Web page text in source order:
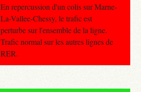
En repercussion d'un colis sur Marne-
La-Vallee-Chessy, le trafic est
perturbe sur l'ensemble de la ligne.
Trafic normal sur les autres lignes de
RER.